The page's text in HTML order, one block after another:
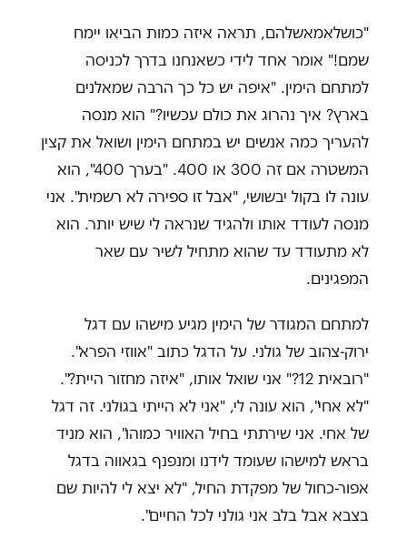
"כושלאמאשלהם, תראה איזה כמות הביאו יימח
שמם!" אומר אחד לידי כשאנחנו בדרך לכניסה
למתחם הימין. "איפה יש כל כך הרבה שמאלנים
בארץ? איך נהרוג את כולם עכשיו?" הוא מנסה
להעריך כמה אנשים יש במתחם הימין ושואל את קצין
המשטרה אם זה 300 או 400. "בערך 400", הוא
עונה לו בקול יבשושי, "אבל זו ספירה לא רשמית". אני
מנסה לעודד אותו ולהגיד שנראה לי שיש יותר. הוא
לא מתעודד עד שהוא מתחיל לשיר עם שאר
המפגינים.
למתחם המגודר של הימין מגיע מישהו עם דגל
ירוק-צהוב של גולני. על הדגל כתוב "אווזי הפרא".
"רובאית 12?" אני שואל אותו, "איזה מחזור היית?".
"לא אחי", הוא עונה לי, "אני לא הייתי בגולני. זה דגל
של אחי. אני שירתתי בחיל האוויר כמוהו", הוא מניד
בראש למישהו שעומד לידנו ומנפנף בגאווה בדגל
אפור-כחול של מפקדת החיל, "לא יצא לי להיות שם
בצבא אבל בלב אני גולני לכל החיים".